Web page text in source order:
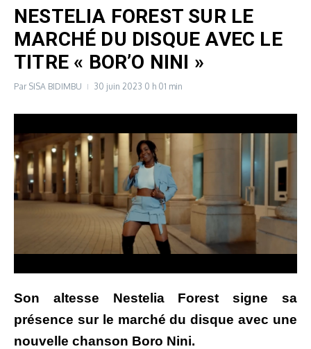
NESTELIA FOREST SUR LE
MARCHÉ DU DISQUE AVEC LE
TITRE « BOR’O NINI »
Par SISA BIDIMBU 30 juin 2023 0 h 01 min
Son altesse Nestelia Forest signe sa
présence sur le marché du disque avec une
nouvelle chanson Boro Nini.